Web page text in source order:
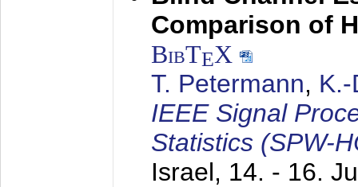
Comparison of
BibTEX
T. Petermann,
IEEE Signal
Statistics (SPW-
Israel, 14. - 16.